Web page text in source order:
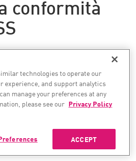
conformità
DSS è una necessità
carta. Ma, pur
aver soddisfatto i
per la gestione dei dati
non garantisce
una protezione totale.
technologies to operate our
experience, and support analytics
manage your preferences at any
please see our Privacy Policy
ACCEPT